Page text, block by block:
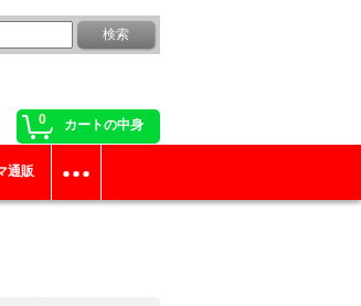
0 カートの中身
通販